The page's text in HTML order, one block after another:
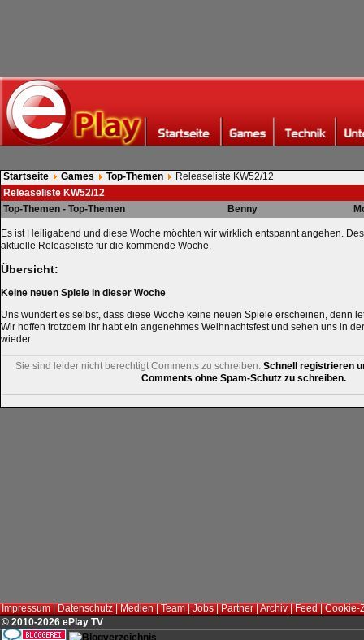
Startseite Games Top-Themen
Releaseliste KW52/12
Releaseliste KW52/12
Top-Themen - Top-Themen
Benny
Es ist Heiligabend und diese Woche möchten wir wirklich entspannt angehen.
aktuelle Releaseliste für die kommende Woche.
Übersicht:
Keine neuen Spiele in dieser Woche
Uns wundert es selbst, dass diese Woche keine neuen Spiele erscheinen, denn
Wir hoffen trotzdem ihr habt ein angenehmes Weihnachtsfest und sehen uns in
wieder.
Sie sind leider nicht berechtigt Comments zu schreiben. Schnell registrieren
Comments ohne Spam-Schutz zu schreiben.
Impressum|Datenschutz|Medien|Team|Jobs|Partner|Archiv|Feed|Cookie-
© 2010-2026 ePlay TV